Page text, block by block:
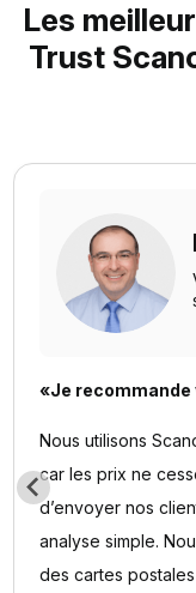
Les
Trust
«Je recommande
Nous utilisons
car les prix ne
d’envoyer nos
analyse simple.
des cartes